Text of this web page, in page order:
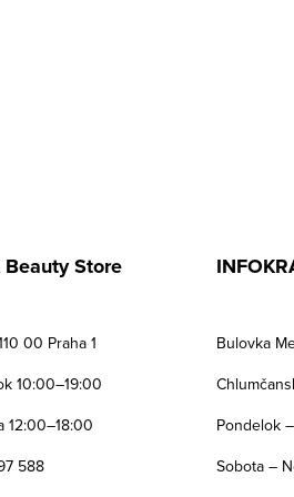
Beauty Store
00 Praha 1
10:00–19:00
12:00–18:00
588
Bulovka
Pondelok
Sobota –